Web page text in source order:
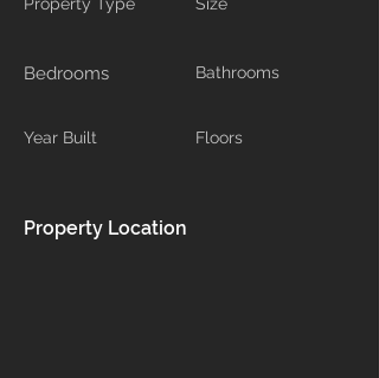
Bedrooms
Year Built
Bathrooms
Floors
Property Location